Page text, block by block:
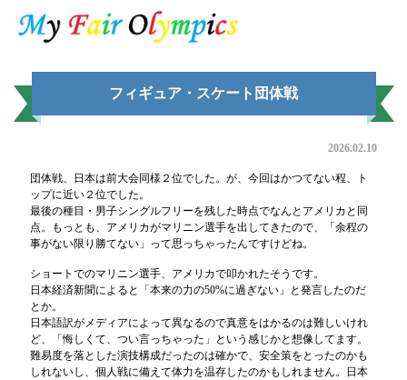
フィギュア・スケート団体戦
2026.02.10
団体戦、日本は前大会同様２位でした。が、今回はかつてない程、ト
ップに近い２位でした。
最後の種目・男子シングルフリーを残した時点でなんとアメリカと同
点。もっとも、アメリカがマリニン選手を出してきたので、「余程の
事がない限り勝てない」って思っちゃったんですけどね。
ショートでのマリニン選手、アメリカで叩かれたそうです。
日本経済新聞によると「本来の力の50%に過ぎない」と発言したのだ
とか。
日本語訳がメディアによって異なるので真意をはかるのは難しいけれ
ど、「悔しくて、つい言っちゃった」という感じかと想像してます。
難易度を落とした演技構成だったのは確かで、安全策をとったのかも
しれないし、個人戦に備えて体力を温存したのかもしれません。日本